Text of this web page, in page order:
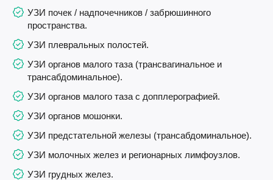
УЗИ почек / надпочечников / забрюшинного
пространства.
УЗИ плевральных полостей.
УЗИ органов малого таза (трансвагинальное и
трансабдоминальное).
УЗИ органов малого таза с допплерографией.
УЗИ органов мошонки.
УЗИ предстательной железы (трансабдоминальное).
УЗИ молочных желез и регионарных лимфоузлов.
УЗИ грудных желез.